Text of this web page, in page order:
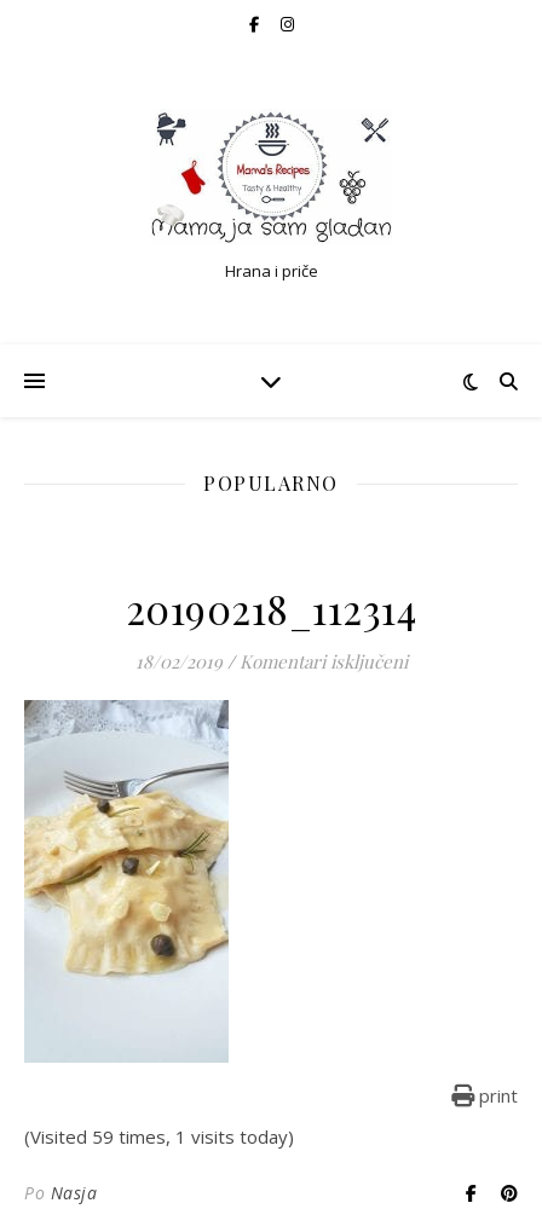
Hrana i priče
POPULARNO
20190218_112314
18/02/2019 / Komentari isključeniza
print
(Visited 59 times, 1 visits today)
Po Nasja